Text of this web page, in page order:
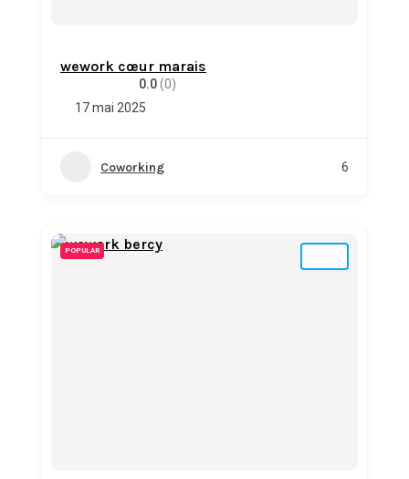
wework cœur marais
0.0(0)
17 mai 2025
Coworking 6
POPULAR